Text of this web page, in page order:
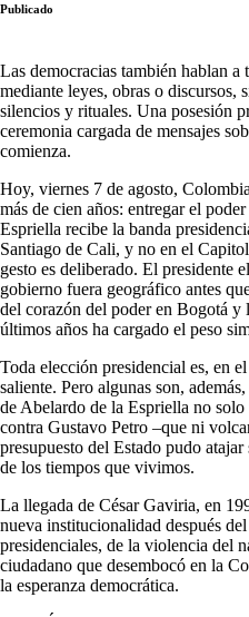
Publicado
Las democracias también hablan
mediante leyes, obras o discursos,
silencios y rituales. Una posesión
ceremonia cargada de mensajes
comienza.
Hoy, viernes 7 de agosto,
más de cien años: entregar el
Espriella recibe la banda
Santiago de Cali, y no en el
gesto es deliberado. El presidente
gobierno fuera geográfico antes
del corazón del poder en Bogotá y
últimos años ha cargado el peso
Toda elección presidencial es, en
saliente. Pero algunas son,
de Abelardo de la Espriella no
contra Gustavo Petro –que ni
presupuesto del Estado pudo
de los tiempos que vivimos.
La llegada de César Gaviria, en
nueva institucionalidad después
presidenciales, de la violencia del
ciudadano que desembocó en la
la esperanza democrática.